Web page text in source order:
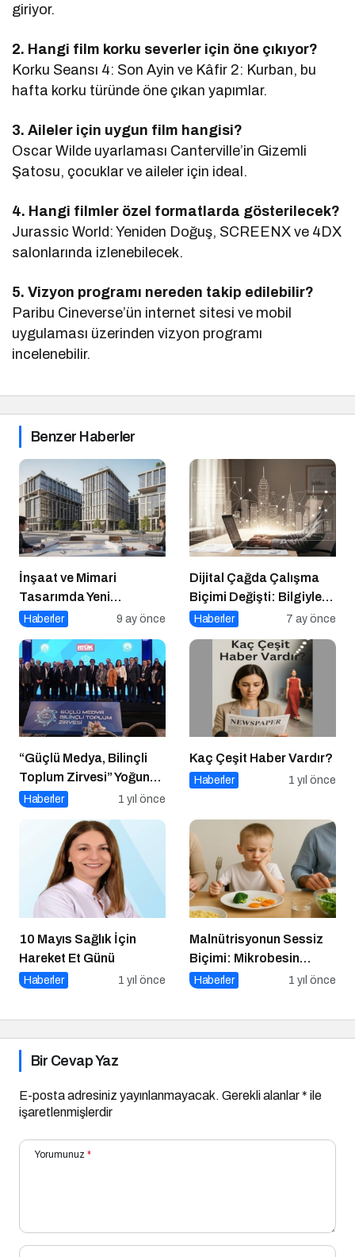
giriyor.
2. Hangi film korku severler için öne çıkıyor?
Korku Seansı 4: Son Ayin ve Kâfir 2: Kurban, bu
hafta korku türünde öne çıkan yapımlar.
3. Aileler için uygun film hangisi?
Oscar Wilde uyarlaması Canterville’in Gizemli
Şatosu, çocuklar ve aileler için ideal.
4. Hangi filmler özel formatlarda gösterilecek?
Jurassic World: Yeniden Doğuş, SCREENX ve 4DX
salonlarında izlenebilecek.
5. Vizyon programı nereden takip edilebilir?
Paribu Cineverse’ün internet sitesi ve mobil
uygulaması üzerinden vizyon programı
incelenebilir.
Benzer Haberler
İnşaat ve Mimari
Tasarımda Yeni
Standartlar Belirliyor
Haberler 9 ay önce
Dijital Çağda Çalışma
Biçimi Değişti: Bilgiyle
Para Kazananların Yeni
Haberler 7 ay önce
“Güçlü Medya, Bilinçli
Toplum Zirvesi” Yoğun
Katılımla Gerçekleşti
Haberler 1 yıl önce
Kaç Çeşit Haber Vardır?
Haberler 1 yıl önce
10 Mayıs Sağlık İçin
Hareket Et Günü
Haberler 1 yıl önce
Malnütrisyonun Sessiz
Biçimi: Mikrobesin
Eksikliklerinin
Haberler 1 yıl önce
Bir Cevap Yaz
E-posta adresiniz yayınlanmayacak. Gerekli alanlar* ile
işaretlenmişlerdir
Yorumunuz *